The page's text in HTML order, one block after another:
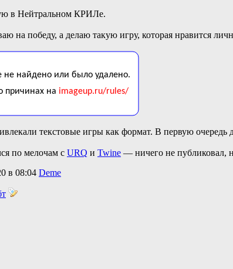
в Нейтральном КРИЛе.
на победу, а делаю такую игру, которая нравится
текстовые игры как формат. В первую
по мелочам с URQ и Twine — ничего не публиковал,
в 08:04 Deme